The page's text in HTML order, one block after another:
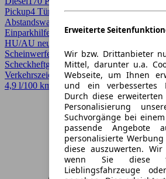
Erweiterte
Wir bzw. Drittanbieter
Mittel, darunter u.a.
Webseite, um Ihnen
und ein verbessertes
Durch diese
Personalisierung
Suchvorgänge bei
passende Angebote
personalisierte
diese auszuwerten.
wenn Sie diese
Lieblingsfahrzeuge
Pickup4 Türen
Abstandswarner, Allrad, Einparkhilfe,
Einparkhilfe Sensoren vorne, Elektrische
HU/AU neu, Kurvenlicht, LED,
Scheinwerfer, Lichtsensor, Lordosenstütze,
Scheckheftgepflegt, Sitzheizung,
Verkehrszeichenerkennung
4,9 l/100 km (komb.)* · CO2-Klasse A